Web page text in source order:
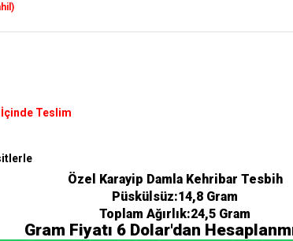
İçinde Teslim
Özel Karayip Damla Kehribar Tesbih
Püskülsüz:14,8 Gram
Toplam Ağırlık:24,5 Gram
Gram Fiyatı 6 Dolar'dan